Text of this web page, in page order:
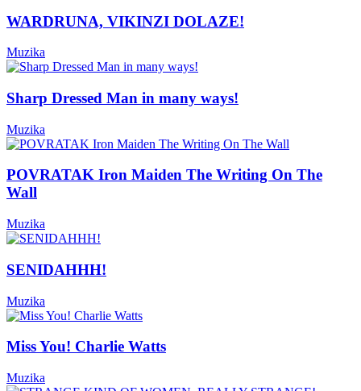
WARDRUNA, VIKINZI DOLAZE!
Muzika
Sharp Dressed Man in many ways!
Muzika
POVRATAK Iron Maiden The Writing On The
Wall
Muzika
SENIDAHHH!
Muzika
Miss You! Charlie Watts
Muzika